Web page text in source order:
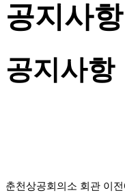
공지사항
공지사항
춘천상공회의소 회관 이